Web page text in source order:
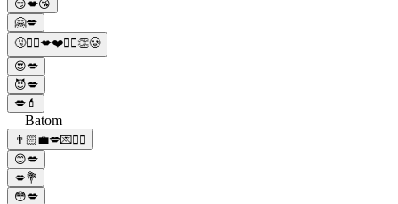
😏💋😘
🤗💋
🤧👰‍♀️💋❤️🤵‍♂️👏🥲
😍💋
😈💋
💋💄
— Batom
👨🏻‍💼💋💌❤️‍🔥
😊💋
💋💐
😳💋